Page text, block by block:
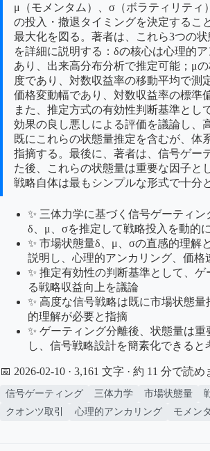
μ（モメンタム）、σ（ボラティリティ
の投入・撤退タイミングを決定するこ
最大化を図る。著者は、これら3つの
を詳細に説明する：δの核心は心理的
あり、出来高分布分析で推定可能；μ
度であり、対数収益率の移動平均で測
価格変動幅であり、対数収益率の標準
また、推定方式の有効性判断基準とし
効果の良し悪しによる評価を議論し、
既にこれらの状態量推定を含むが、体
指摘する。最後に、著者は、信号ゲー
た後、これらの状態量は重要な因子と
戦略自体は最もシンプルな形式で十分
✨ 三体力学に基づく信号ゲーティン
δ、μ、σを推定して戦略投入を動的
✨ 市場状態量δ、μ、σの直感的理解
説明し、心理的アンカリング、価格
✨ 推定有効性の判断基準として、ゲ
る戦略収益向上を議論
✨ 高度な信号戦略は既に市場状態
的理解が必要と指摘
✨ ゲーティング分離後、状態量は
し、信号戦略設計を簡素化できると
📅 2026-02-10 · 3,161 文字 · 約 11 分で読め
信号ゲーティング 三体力学 市場状態量
クオンツ取引
心理的アンカリング モメン